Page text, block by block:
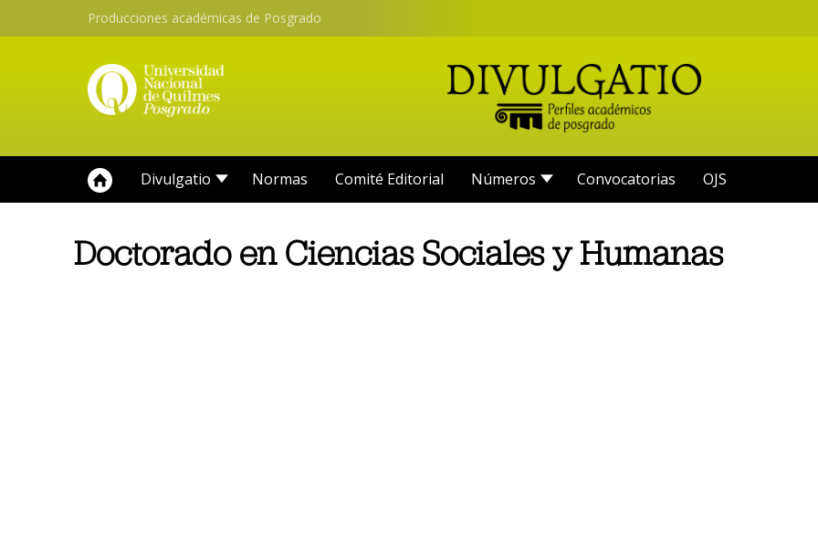
Producciones académicas de Posgrado
Divulgatio Normas Comité Editorial Números Convocatorias OJS
Doctorado en Ciencias Sociales y Humanas